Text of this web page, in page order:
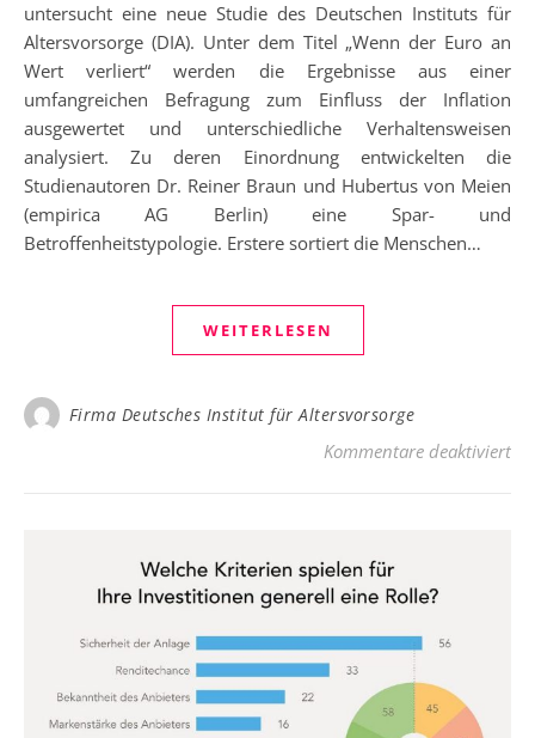
untersucht eine neue Studie des Deutschen Instituts für
Altersvorsorge (DIA). Unter dem Titel „Wenn der Euro an
Wert verliert“ werden die Ergebnisse aus einer
umfangreichen Befragung zum Einfluss der Inflation
ausgewertet und unterschiedliche Verhaltensweisen
analysiert. Zu deren Einordnung entwickelten die
Studienautoren Dr. Reiner Braun und Hubertus von Meien
(empirica AG Berlin) eine Spar- und
Betroffenheitstypologie. Erstere sortiert die Menschen…
WEITERLESEN
Firma Deutsches Institut für Altersvorsorge
Kommentare deaktiviertfür